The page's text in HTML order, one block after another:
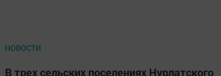
НОВОСТИ
В трех сельских поселениях Нурлатского